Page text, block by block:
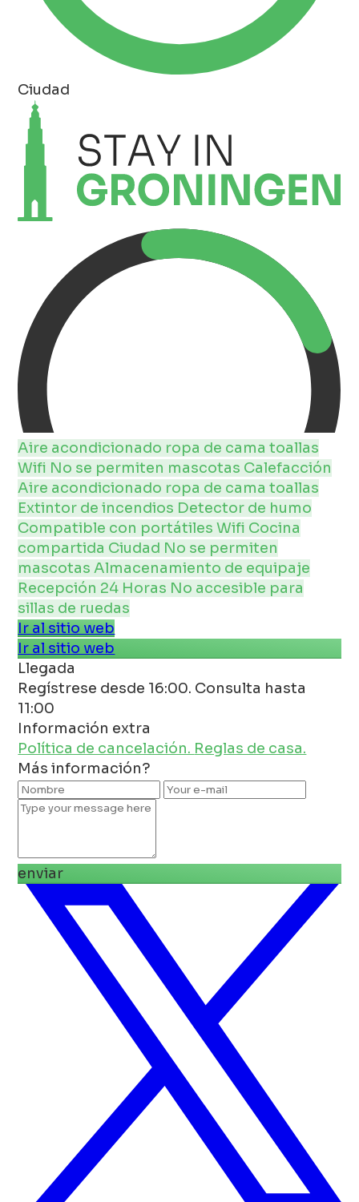
Ciudad
Aire acondicionado ropa de camatoallas
Wifi No se permiten mascotas Calefacción
Aire acondicionado ropa de camatoallas
Extintor de incendios Detector de humo
Compatible con portátilesWifi Cocina
compartida Ciudad No se permiten
mascotasAlmacenamiento de equipaje
Recepción 24 Horas No accesible para
sillas de ruedas
Ir al sitio web
Ir al sitio web
Llegada
Regístrese desde 16:00. Consulta hasta
11:00
Información extra
Política de cancelación. Reglas de casa.
Más información?
enviar